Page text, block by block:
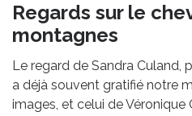
Regards sur le
montagnes
Le regard de Sandra
a déjà souvent gratifié notre
images, et celui de Véronique